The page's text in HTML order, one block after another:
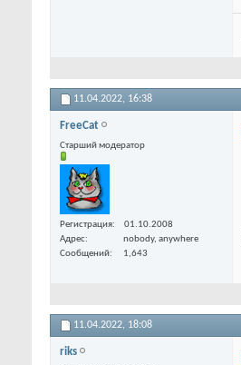
11.04.2022, 16:38
FreeCat
Старший модератор
Регистрация
01.10.2008
Адрес
nobody, anywhere
Сообщений
1,643
11.04.2022, 18:08
riks